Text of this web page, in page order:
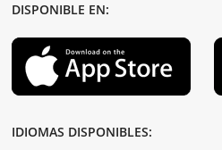
DISPONIBLE EN:
IDIOMAS DISPONIBLES: